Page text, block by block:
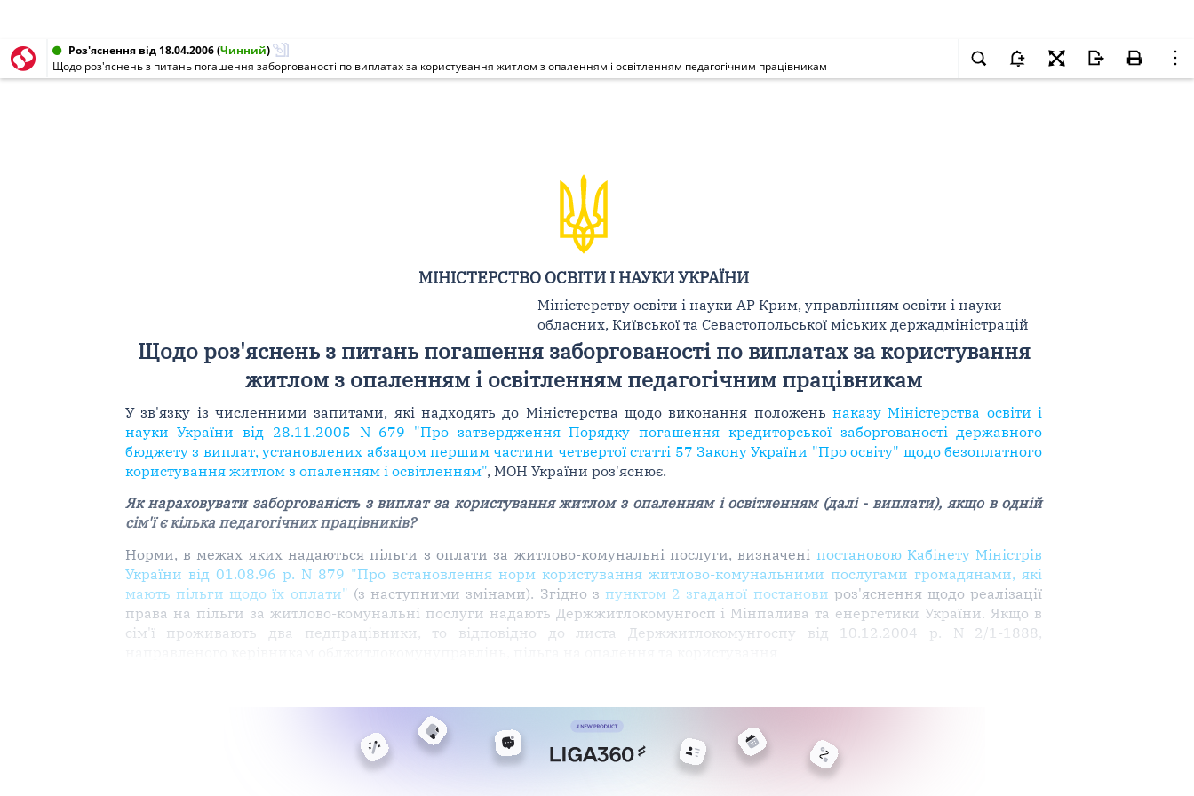
Роз'яснення від 18.04.2006(Чинний)
Щодо роз'яснень з питань погашення заборгованості по виплатах за користування житлом з опаленням і освітленням педагогічним працівникам
МІНІСТЕРСТВО ОСВІТИ І НАУКИ УКРАЇНИ
Міністерству освіти і науки АР Крим, управлінням освіти і науки
обласних, Київської та Севастопольської міських держадміністрацій
Щодо роз'яснень з питань погашення заборгованості по виплатах за користування
житлом з опаленням і освітленням педагогічним працівникам
У зв'язку із численними запитами, які надходять до Міністерства щодо виконання положеньнаказу Міністерства освіти і
науки України від 28.11.2005 N 679 "Про затвердження Порядку погашення кредиторської заборгованості державного
бюджету з виплат, установлених абзацом першим частини четвертої статті 57 Закону України "Про освіту" щодо безоплатного
користування житлом з опаленням і освітленням", МОН України роз'яснює.
Як нараховувати заборгованість з виплат за користування житлом з опаленням і освітленням (далі- виплати), якщо в одній
сім'ї є кілька педагогічних працівників?
Норми, в межах яких надаються пільги з оплати за житлово-комунальні послуги, визначені постановою Кабінету Міністрів
України від 01.08.96 р. N 879 "Про встановлення норм користування житлово-комунальними послугами громадянами, які
мають пільги щодо їх оплати" (з наступними змінами). Згідно з пунктом 2 згаданої постанови роз'яснення щодо реалізації
права на пільги за житлово-комунальні послуги надають Держжитлокомунгосп і Мінпалива та енергетики України. Якщо в
сім'ї проживають два педпрацівники, то відповідно до листа Держжитлокомунгоспу від 10.12.2004 р. N 2/1-1888,